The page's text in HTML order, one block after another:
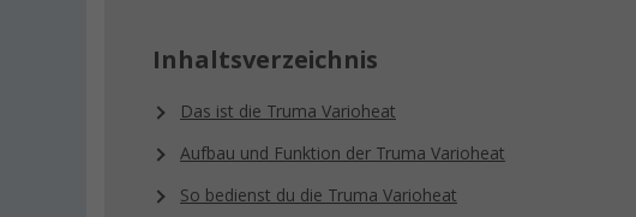
Inhaltsverzeichnis
Das ist die Truma Varioheat
Aufbau und Funktion der Truma Varioheat
So bedienst du die Truma Varioheat